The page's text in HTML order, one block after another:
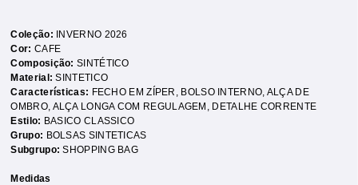
Coleção:
INVERNO 2026
Cor: CAFE
Composição:SINTÉTICO
Material:SINTETICO
Características: FECHO EM ZÍPER , BOLSO INTERNO, ALÇA DE
OMBRO, ALÇA LONGA COM REGULAGEM , DETALHE CORRENTE
Estilo: BASICO CLASSICO
Grupo: BOLSAS SINTETICAS
Subgrupo:SHOPPING BAG
Medidas